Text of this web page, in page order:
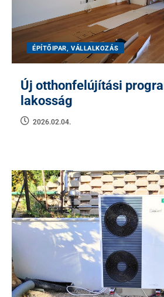
ÉPÍTŐIPAR, VÁLLALKOZÁS
Új otthonfelújítási
lakosság
2026.02.04.